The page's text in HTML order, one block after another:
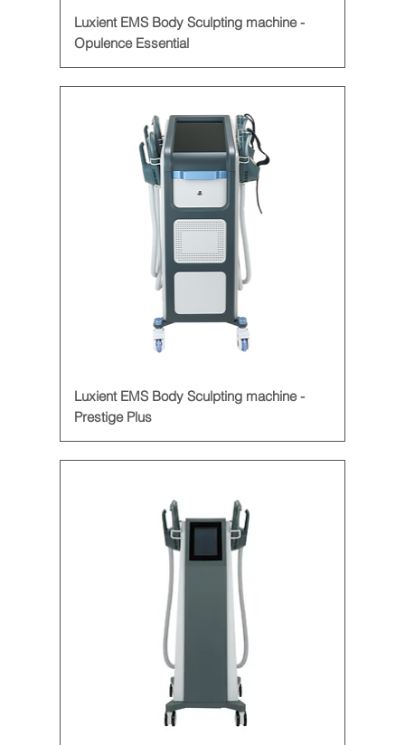
Luxient EMS Body Sculpting machine -
Opulence Essential
Luxient EMS Body Sculpting machine -
Prestige Plus